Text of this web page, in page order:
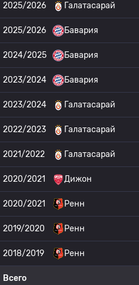
2025/2026 Галатасарай
2025/2026 Бавария
2024/2025 Бавария
2023/2024 Бавария
2023/2024 Галатасарай
2022/2023 Галатасарай
2021/2022 Галатасарай
2020/2021 Дижон
2020/2021 Ренн
2019/2020 Ренн
2018/2019 Ренн
Всего